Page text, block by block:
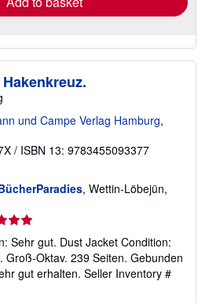
und Campe Verlag Hamburg,
/ ISBN 13: 9783455093377
, Wettin-Löbejün,
Sehr gut. Dust Jacket Condition:
Groß-Oktav. 239 Seiten. Gebunden
gut erhalten. Seller Inventory #